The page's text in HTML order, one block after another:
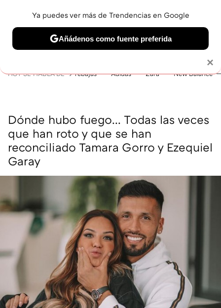
BELLEZA SHOPPING VIAJES GASTRO SNEAKERS
HOY SE HABLA DE rebajas Adidas Zara New Balance
Dónde hubo fuego... Todas las veces
que han roto y que se han
reconciliado Tamara Gorro y Ezequiel
Garay
×
Ya puedes ver más de Trendencias en Google
Añádenos como fuente preferida